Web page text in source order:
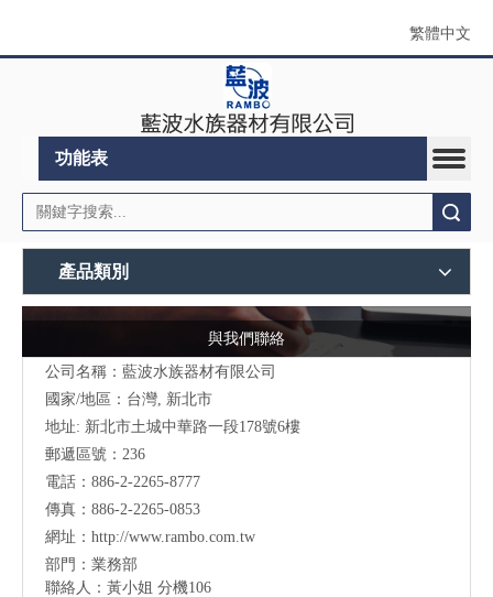
繁體中文
功能表
產品類別
與我們聯絡
公司名稱：藍波水族器材有限公司
國家/地區：台灣, 新北市
地址: 新北市土城中華路一段178號6樓
郵遞區號：236
電話：886-2-2265-8777
傳真：886-2-2265-0853
網址： http://www.rambo.com.tw
部門：業務部
聯絡人：黃小姐 分機106